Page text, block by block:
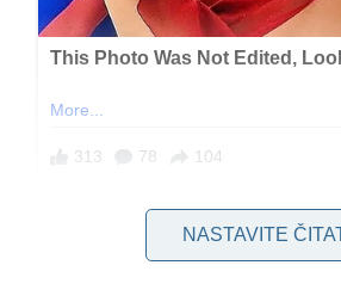
Mit o pranju na 90°C
NASTAVITE